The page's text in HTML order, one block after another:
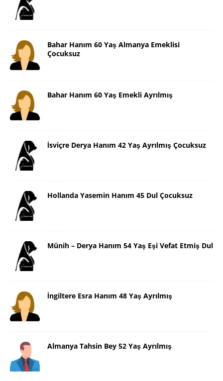
Bahar Hanım 60 Yaş Almanya Emeklisi
Çocuksuz
Bahar Hanım 60 Yaş Emekli Ayrılmış
İsviçre Derya Hanım 42 Yaş Ayrılmış Çocuksuz
Hollanda Yasemin Hanım 45 Dul Çocuksuz
Münih – Derya Hanım 54 Yaş Eşi Vefat Etmiş Dul
İngiltere Esra Hanım 48 Yaş Ayrılmış
Almanya Tahsin Bey 52 Yaş Ayrılmış